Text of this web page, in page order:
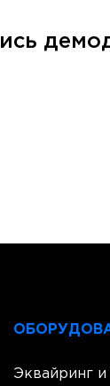
Эквайринг